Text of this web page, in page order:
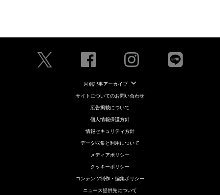
月別記事アーカイブ
サイトについてのお問い合わせ
広告掲載について
個人情報保護方針
情報セキュリティ方針
データ収集と利用について
メディアポリシー
クッキーポリシー
コンテンツ制作・編集ポリシー
ニュース提供先について